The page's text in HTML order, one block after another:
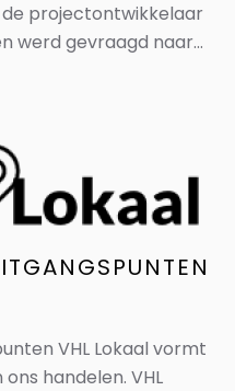
projectontwikkelaar
werd gevraagd naar...
VHL Lokaal vormt
handelen. VHL